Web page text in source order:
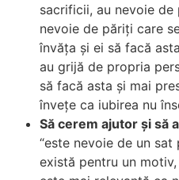
sacrificii, au nevoie de
nevoie de păriți care
învăța și ei să facă
au grijă de propria
să facă asta și mai
învețe ca iubirea nu
Să cerem ajutor și să
“este nevoie de un
există pentru un